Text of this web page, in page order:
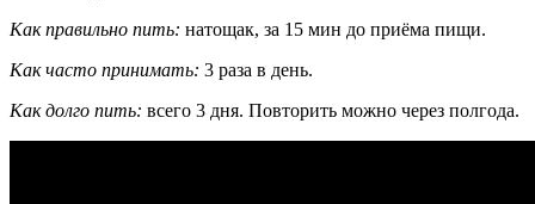
Как правильно пить: натощак, за 15 мин до приёма пищи.
Как часто принимать: 3 раза в день.
Как долго пить: всего 3 дня. Повторить можно через полгода.